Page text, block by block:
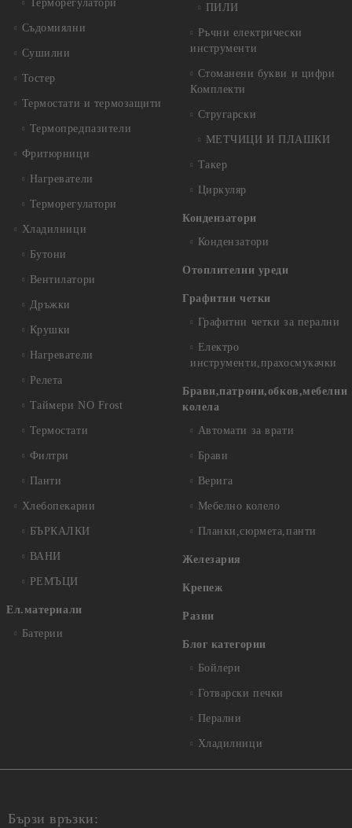
Терморегулатори
Съдомиялни
Сушилни
Тостер
Термостати и термозащити
Термопредпазители
Фритюрници
Нагреватели
Терморегулатори
Хладилници
Бутони
Вентилатори
Дръжки
Крушки
Нагреватели
Релета
Таймери NO Frost
Термостати
Филтри
Панти
Хлебопекарни
БЪРКАЛКИ
ВАНИ
РЕМЪЦИ
Ел.материали
Батерии
ПИЛИ
Ръчни електрически
инструменти
Стоманени букви и цифри
Комплекти
Стругарски
МЕТЧИЦИ И ПЛАШКИ
Такер
Циркуляр
Кондензатори
Кондензатори
Отоплителни уреди
Графитни четки
Графитни четки за перални
Електро
инструменти,прахосмукачки
Брави,патрони,обков,мебелни
колела
Автомати за врати
Брави
Верига
Мебелно колело
Планки,сюрмета,панти
Железария
Крепеж
Разни
Блог категории
Бойлери
Готварски печки
Перални
Хладилници
Бързи връзки: